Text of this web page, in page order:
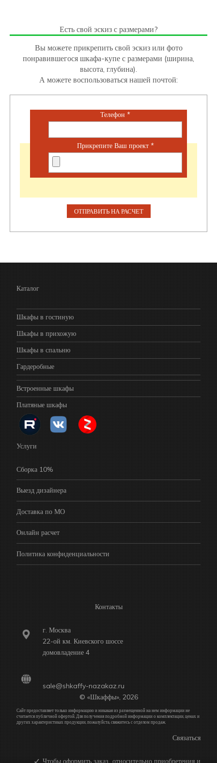
Есть свой эскиз с размерами?
Вы можете прикрепить свой эскиз или фото
понравившегося шкафа-купе с размерами (ширина,
высота, глубина).
А можете воспользоваться нашей почтой:
Телефон *
Прикрепите Ваш проект *
Каталог
Шкафы в гостиную
Шкафы в прихожую
Шкафы в спальню
Гардеробные
Встроенные шкафы
Платяные шкафы
Услуги
Сборка 10%
Выезд дизайнера
Доставка по МО
Онлайн расчет
Политика конфиденциальности
Контакты
г. Москва
22-ой км. Киевского шоссе
домовладение 4
sale@shkaffy-nazakaz.ru
© «Шкаффы», 2026
Сайт предоставляет только информацию и никакая из размещенной на нем информации не
считается публичной офертой. Для получения подробной информации о комплектации, ценах и
других характеристиках продукции, пожалуйста, свяжитесь с отделом продаж.
Связаться
Чтобы оформить заказ относительно приобретения и